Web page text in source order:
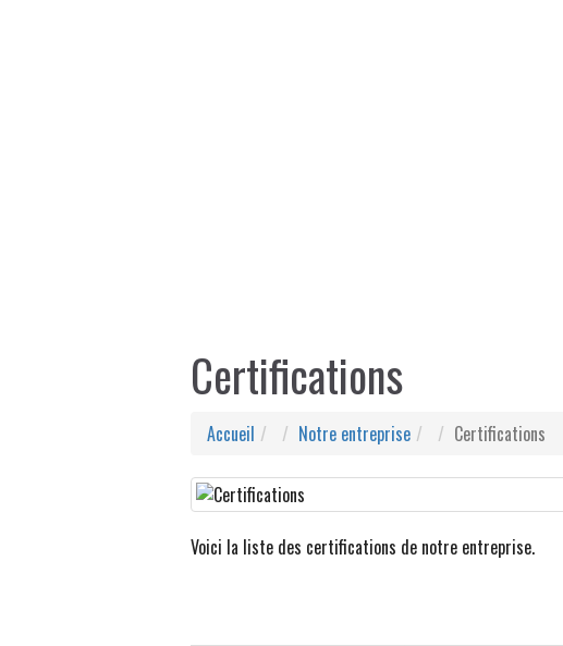
Certifications
Accueil Notre entreprise Certifications
Voici la liste des certifications de notre entreprise.